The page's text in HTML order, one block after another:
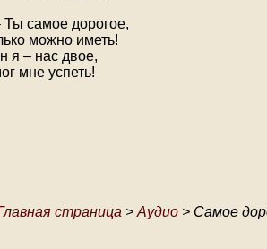
Ты самое дорогое,
можно иметь!
я – нас двое,
мне успеть!
страница > Аудио> Самое